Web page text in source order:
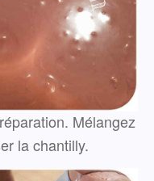
Mélangez
la chantilly.